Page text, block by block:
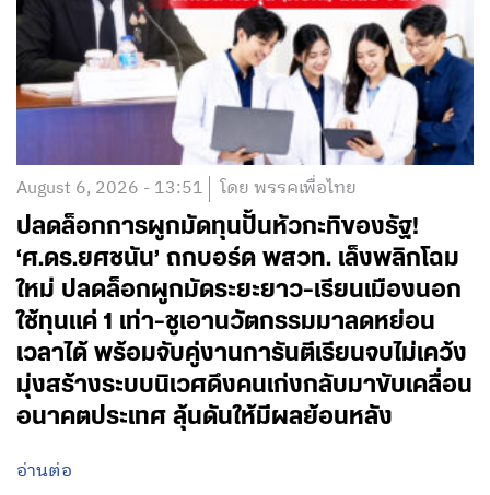
August 6, 2026 - 13:51 โดย พรรคเพื่อไทย
ปลดล็อกการผูกมัดทุนปั้นหัวกะทิของรัฐ!
‘ศ.ดร.ยศชนัน’ ถกบอร์ด พสวท. เล็งพลิกโฉม
ใหม่ ปลดล็อกผูกมัดระยะยาว-เรียนเมืองนอก
ใช้ทุนแค่ 1 เท่า-ชูเอานวัตกรรมมาลดหย่อน
เวลาได้ พร้อมจับคู่งานการันตีเรียนจบไม่เคว้ง
มุ่งสร้างระบบนิเวศดึงคนเก่งกลับมาขับเคลื่อน
อนาคตประเทศ ลุ้นดันให้มีผลย้อนหลัง
อ่านต่อ